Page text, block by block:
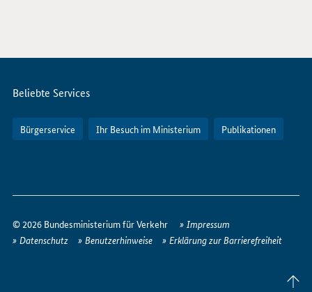
Servicemenü
Beliebte Services
Bürgerservice Ihr Besuch im Ministerium Publikationen
erreichen
Sie
© 2026 Bundesministerium für Verkehr
Impressum
Datenschutz
Benutzerhinweise Erklärung zur Barrierefreiheit